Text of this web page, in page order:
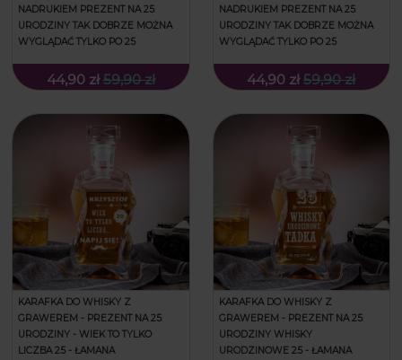
NADRUKIEM PREZENT NA 25
URODZINY TAK DOBRZE MOŻNA
WYGLĄDAĆ TYLKO PO 25
44,90 zł 59,90 zł
NADRUKIEM PREZENT NA 25
URODZINY TAK DOBRZE MOŻNA
WYGLĄDAĆ TYLKO PO 25
44,90 zł 59,90 zł
KARAFKA DO WHISKY Z
GRAWEREM - PREZENT NA 25
URODZINY - WIEK TO TYLKO
LICZBA 25 - ŁAMANA
KARAFKA DO WHISKY Z
GRAWEREM - PREZENT NA 25
URODZINY WHISKY
URODZINOWE 25 - ŁAMANA